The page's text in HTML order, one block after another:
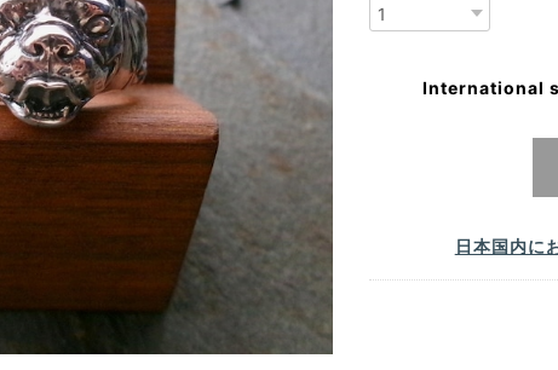
International
日本国内に